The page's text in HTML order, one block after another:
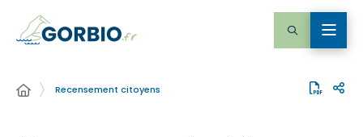
Recensement citoyens